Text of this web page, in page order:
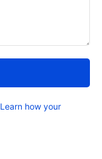
Learn how your